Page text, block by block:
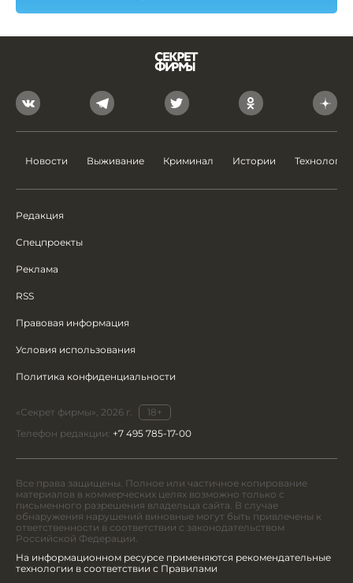
Новости Выживание Криминал Истории Технологии
Редакция
Спецпроекты
Реклама
RSS
Правовая информация
Условия использования
Политика конфиденциальности
«Секрет фирмы», 2026 г.
18+
Телефон редакции: +7 495 785-17-00
Все права защищены. Полное или частичное копирование
материалов в коммерческих целях возможно только с
письменного разрешения владельца сайта. В случае
обнаружения нарушений виновные могут быть привлечены к
ответственности в соответствии с законодательством
Российской Федерации.
На информационном ресурсе применяются рекомендательные
технологии в соответствии с Правилами